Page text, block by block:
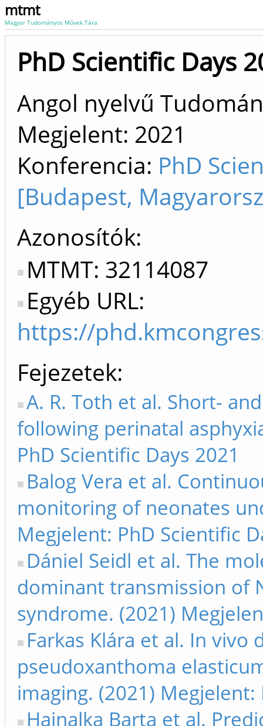
mtmt
Magyar Tudományos Művek Tára
PhD Scientific Days
Angol nyelvű
Megjelent: 2021
Konferencia: PhD
[Budapest,
Azonosítók
MTMT: 32114087
Egyéb URL:
https://
Fejezetek
A. R. Toth et al. Short-
following perinatal
PhD Scientific Days 2021
Balog Vera et al.
monitoring of neonates
Megjelent: PhD Scientific
Dániel Seidl et al. The
dominant transmission of
syndrome. (2021)
Farkas Klára et al. In
pseudoxanthoma
imaging. (2021)
Hajnalka Barta et al.